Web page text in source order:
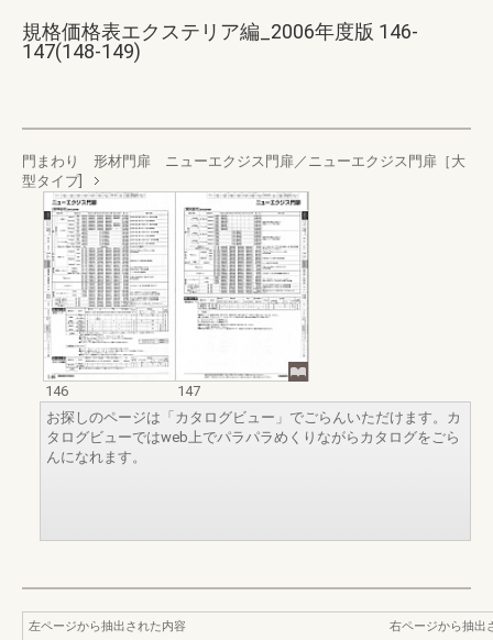
規格価格表エクステリア編_2006年度版 146-
147(148-149)
門まわり 形材門扉 ニューエクジス門扉／ニューエクジス門扉［大
型タイプ]
146
147
お探しのページは「カタログビュー」でごらんいただけます。カ
タログビューではweb上でパラパラめくりながらカタログをごら
んになれます。
左ページから抽出された内容
右ページから抽出